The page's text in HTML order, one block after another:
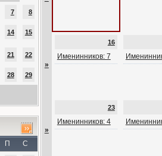
7 8
14 15
21 22
28 29
П С
»
16
Именинников: 7
»
23
Именинников: 4